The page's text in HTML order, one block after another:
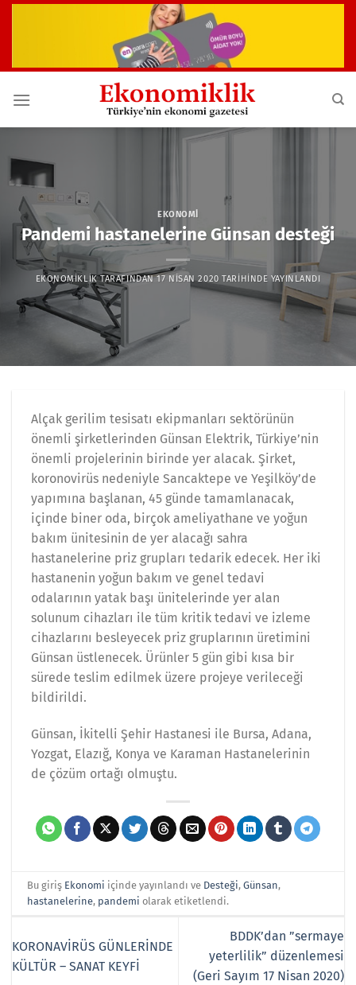
EKONOMI
Pandemi hastanelerine Günsan desteği
EKONOMIKLIKTARAFINDAN 17 NISAN 2020 TARIHINDE YAYINLANDI
Alçak gerilim tesisatı ekipmanları sektörünün
önemli şirketlerinden Günsan Elektrik, Türkiye’nin
önemli projelerinin birinde yer alacak. Şirket,
koronovirüs nedeniyle Sancaktepe ve Yeşilköy’de
yapımına başlanan, 45 günde tamamlanacak,
içinde biner oda, birçok ameliyathane ve yoğun
bakım ünitesinin de yer alacağı sahra
hastanelerine priz grupları tedarik edecek. Her iki
hastanenin yoğun bakım ve genel tedavi
odalarının yatak başı ünitelerinde yer alan
solunum cihazları ile tüm kritik tedavi ve izleme
cihazlarını besleyecek priz gruplarının üretimini
Günsan üstlenecek. Ürünler 5 gün gibi kısa bir
sürede teslim edilmek üzere projeye verileceği
bildirildi.
Günsan, İkitelli Şehir Hastanesi ile Bursa, Adana,
Yozgat, Elazığ, Konya ve Karaman Hastanelerinin
de çözüm ortağı olmuştu.
Bu giriş Ekonomi içinde yayınlandı ve Desteği,Günsan,
hastanelerine, pandemi olarak etiketlendi.
KORONAVİRÜS GÜNLERİNDE
KÜLTÜR – SANAT KEYFİ
BDDK’dan ”sermaye
yeterlilik” düzenlemesi
(Geri Sayım 17 Nisan 2020)